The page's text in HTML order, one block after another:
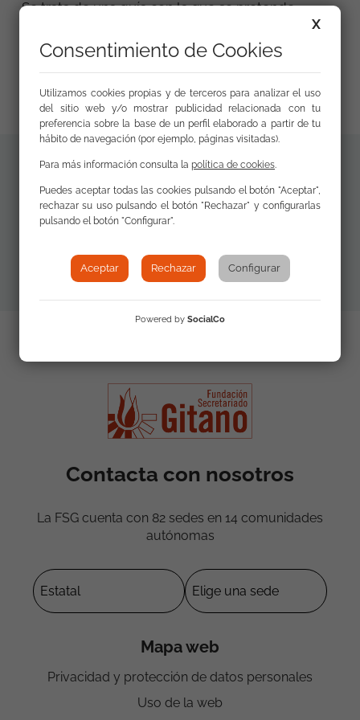
Se trata de una guía con la que se pretende
fomentar la prevención de la violencia de género
en adolescentes de la comunidad gitana, así
Materiales
adicionales
Guía didáctica
Me quiero libre
Contacta con nosotros
La FSG cuenta con 82 sedes en 14 comunidades
autónomas
Mapa web
Privacidad y protección de datos personales
Uso de la web
X
Consentimiento de Cookies
Utilizamos cookies propias y de terceros para analizar el uso
del sitio web y/o mostrar publicidad relacionada con tu
preferencia sobre la base de un perfil elaborado a partir de tu
hábito de navegación (por ejemplo, páginas visitadas).
Para más información consulta la política de cookies.
Puedes aceptar todas las cookies pulsando el botón "Aceptar",
rechazar su uso pulsando el botón "Rechazar" y configurarlas
pulsando el botón "Configurar".
Aceptar Rechazar Configurar
Powered by SocialCo